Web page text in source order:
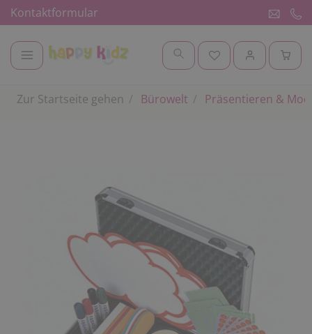
Kontaktformular
Zur Startseite gehen Bürowelt Präsentieren &